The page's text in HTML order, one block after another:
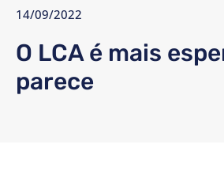
14/09/2022
O LCA é mais
parece